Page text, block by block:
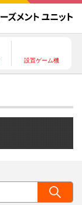
設置ゲーム機